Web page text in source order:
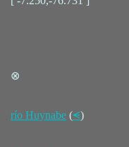
⊗
río Huynabe (⪪)